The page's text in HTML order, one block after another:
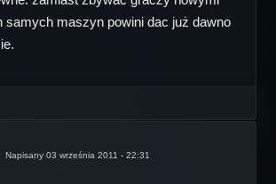
samych maszyn powini dac już dawno
Napisany 03 września 2011 - 22:31